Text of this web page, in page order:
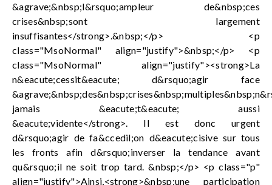
&agrave;&nbsp;l&rsquo;ampleur de&nbsp;ces
crises&nbsp;sont largement
insuffisantes</strong>.&nbsp;</p> <p
class="MsoNormal" align="justify">&nbsp;</p> <p
class="MsoNormal" align="justify"><strong>La
n&eacute;cessit&eacute; d&rsquo;agir face
jamais &eacute;t&eacute; aussi
&eacute;vidente</strong>. Il est donc urgent
d&rsquo;agir de fa&ccedil;on d&eacute;cisive sur tous
les fronts afin d&rsquo;inverser la tendance avant
qu&rsquo;il ne soit trop tard. &nbsp;</p> <p class="p"
align="justify">Ainsi,<strong>&nbsp;une participation